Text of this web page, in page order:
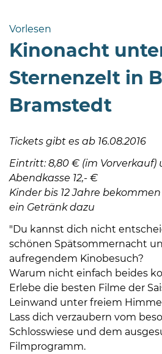
Bramstedt
Bleeck 15-
24576 Bad
Bramstedt
04192-
zentrale@badbramstedt.de
Mo,
Di,
Fr
08
Do
Vorlesen
Kinonacht
Sternenzelt in
Bramstedt
Tickets gibt es ab 16.08.2016
Eintritt: 8,80 € (im Vorverkauf)
Abendkasse 12,- €
Kinder bis 12 Jahre
ein Getränk dazu
"Du kannst dich nicht
schönen Spätsommernacht
aufregendem Kinobesuch?
Warum nicht einfach beides
Erlebe die besten Filme der
Leinwand unter freiem
Lass dich verzaubern vom
Schlosswiese und dem
Filmprogramm.